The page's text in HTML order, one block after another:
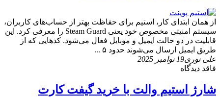
از همان ابتدای کار، استیم برای حفاظت بهتر از حساب‌های کاربران،
سیستم امنیتی مخصوص خود یعنی Steam Guard را معرفی کرد. این
قابلیت در دو حالت ایمیل و موبایل فعال می‌شود. کدهایی که از
طریق ایمیل ارسال می‌شوند حدود ۵ ...
علی نوری19 نوامبر 2025
فاقد دیدگاه
شارژ استیم والت با خرید گیفت کارت